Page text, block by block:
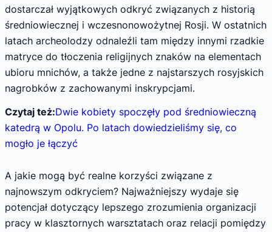
dostarczał wyjątkowych odkryć związanych z historią
średniowiecznej i wczesnonowożytnej Rosji. W ostatnich
latach archeolodzy odnaleźli tam między innymi rzadkie
matryce do tłoczenia religijnych znaków na elementach
ubioru mnichów, a także jedne z najstarszych rosyjskich
nagrobków z zachowanymi inskrypcjami.
Czytaj też:Dwie kobiety spoczęły pod średniowieczną
katedrą w Opolu. Po latach dowiedzieliśmy się, co
mogło je łączyć
A jakie mogą być realne korzyści związane z
najnowszym odkryciem? Najważniejszy wydaje się
potencjał dotyczący lepszego zrozumienia organizacji
pracy w klasztornych warsztatach oraz relacji pomiędzy